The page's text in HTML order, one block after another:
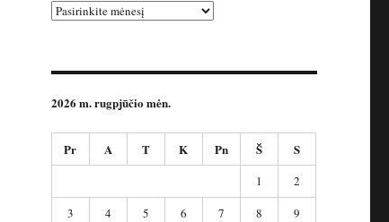
Archyvai
2026 m. rugpjūčio mėn.
Pr A T K Pn Š S
1
2
3
4 5 6 7 8
9